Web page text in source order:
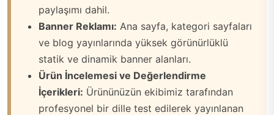
paylaşımı dahil.
Banner Reklamı: Ana sayfa, kategori sayfaları
ve blog yayınlarında yüksek görünürlüklü
statik ve dinamik banner alanları.
Ürün İncelemesi ve Değerlendirme
İçerikleri: Ürününüzün ekibimiz tarafından
profesyonel bir dille test edilerek yayınlanan